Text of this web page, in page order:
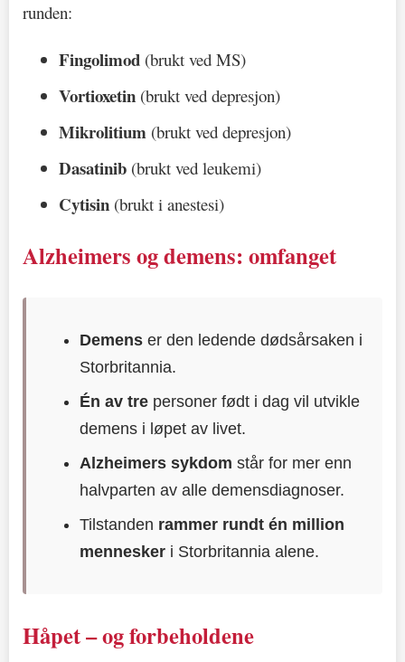
runden:
Fingolimod (brukt ved MS)
Vortioxetin (brukt ved depresjon)
Mikrolitium (brukt ved depresjon)
Dasatinib (brukt ved leukemi)
Cytisin (brukt i anestesi)
Alzheimers og demens: omfanget
Demens er den ledende dødsårsaken i
Storbritannia.
Én av tre personer født i dag vil utvikle
demens i løpet av livet.
Alzheimers sykdom står for mer enn
halvparten av alle demensdiagnoser.
Tilstanden rammer rundt én million
mennesker i Storbritannia alene.
Håpet – og forbeholdene